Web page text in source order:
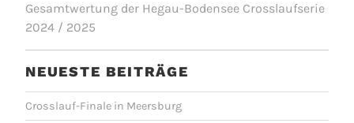
Gesamtwertung der Hegau-Bodensee Crosslaufserie
2024 / 2025
NEUESTE BEITRÄGE
Crosslauf-Finale in Meersburg